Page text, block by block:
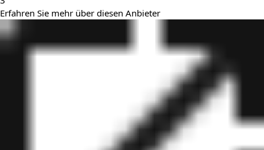
Erfahren Sie mehr über diesen Anbieter